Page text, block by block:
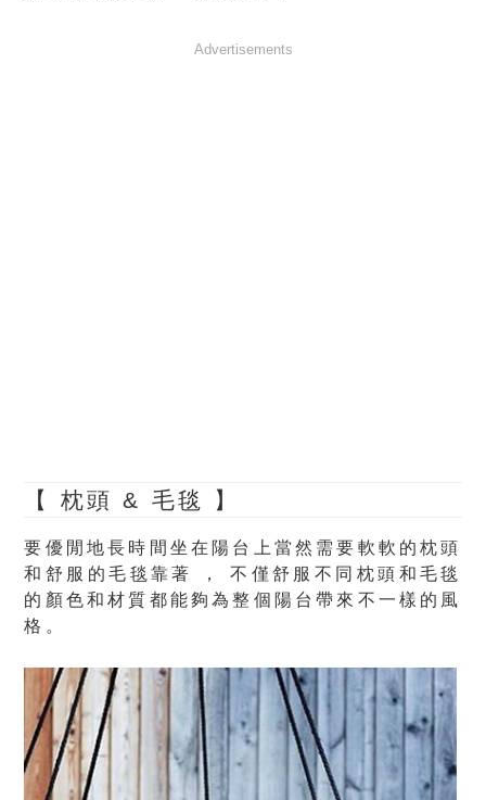
Advertisements
【 枕頭 & 毛毯 】
要優閒地長時間坐在陽台上當然需要軟軟的枕頭
和舒服的毛毯靠著 ， 不僅舒服不同枕頭和毛毯
的顏色和材質都能夠為整個陽台帶來不一樣的風
格。